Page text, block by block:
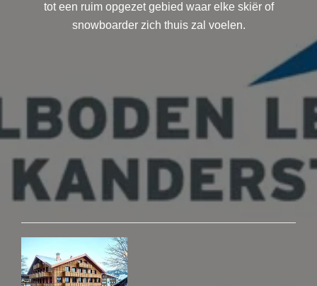
tot een ruim opgezet gebied waar elke skiër of
snowboarder zich thuis zal voelen.